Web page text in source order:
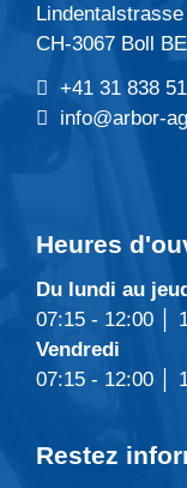
Lindentalstrasse
CH-3067 Boll BE
+41 31 838
info@arbor-
Heures
Du lundi au
07:15 - 12:00 │
Vendredi
07:15 - 12:00 │
Restez